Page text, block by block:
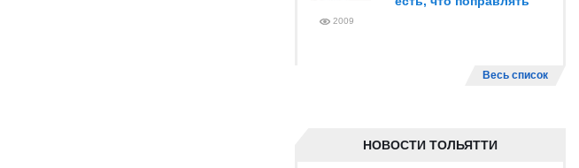
2009
Весь список
НОВОСТИ ТОЛЬЯТТИ